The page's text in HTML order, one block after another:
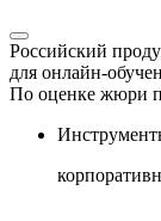
Российский
для онлайн-
По оценке жюри